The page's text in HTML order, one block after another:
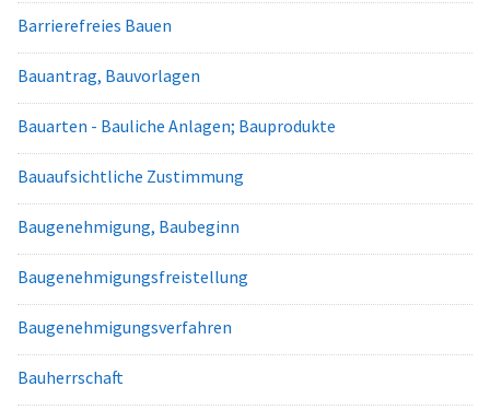
Barrierefreies Bauen
Bauantrag, Bauvorlagen
Bauarten - Bauliche Anlagen; Bauprodukte
Bauaufsichtliche Zustimmung
Baugenehmigung, Baubeginn
Baugenehmigungsfreistellung
Baugenehmigungsverfahren
Bauherrschaft